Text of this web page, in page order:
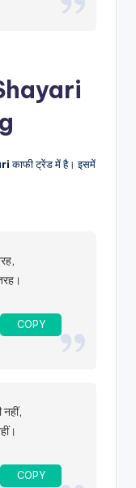
काफी ट्रेंड में है। इसमें
नहीं,